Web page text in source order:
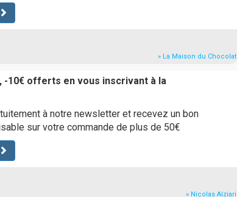
» La Maison du Chocolat
-10€ offerts en vous inscrivant à la
à notre newsletter et recevez un bon
sur votre commande de plus de 50€
» Nicolas Alziari